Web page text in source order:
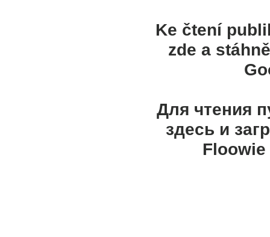
Ke čtení
zde a
Для чтения
здесь и
Floowie